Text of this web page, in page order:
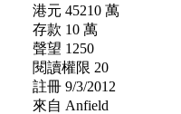
港元 45210 萬
存款 10 萬
聲望 1250
閱讀權限 20
註冊 9/3/2012
來自 Anfield